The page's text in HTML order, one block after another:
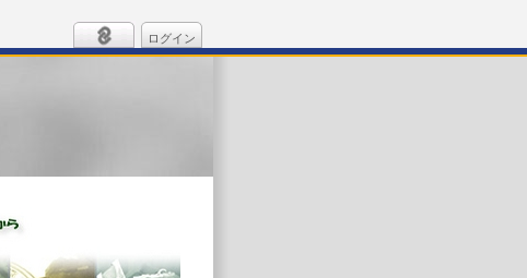
ログイン